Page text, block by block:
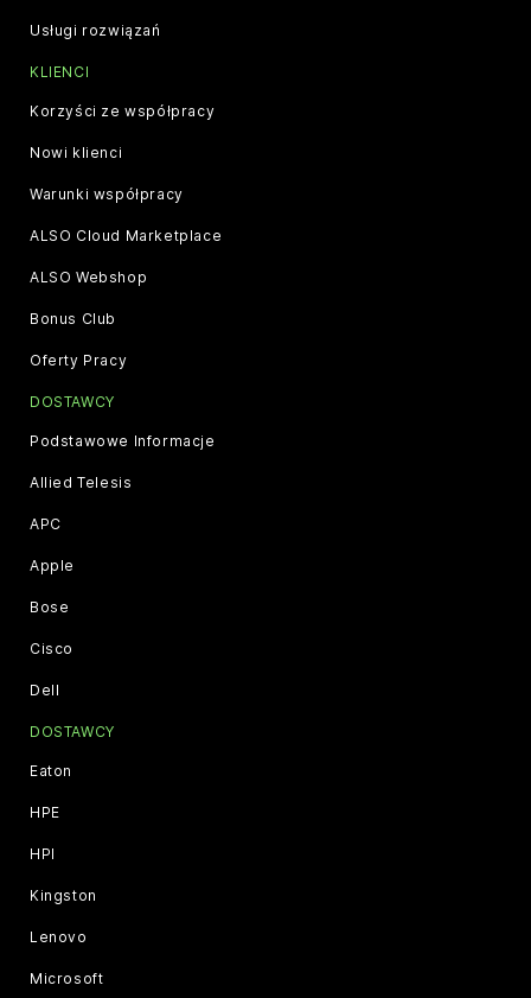
Usługi rozwiązań
KLIENCI
Korzyści ze współpracy
Nowi klienci
Warunki współpracy
ALSO Cloud Marketplace
ALSO Webshop
Bonus Club
Oferty Pracy
DOSTAWCY
Podstawowe Informacje
Allied Telesis
APC
Apple
Bose
Cisco
Dell
DOSTAWCY
Eaton
HPE
HPI
Kingston
Lenovo
Microsoft